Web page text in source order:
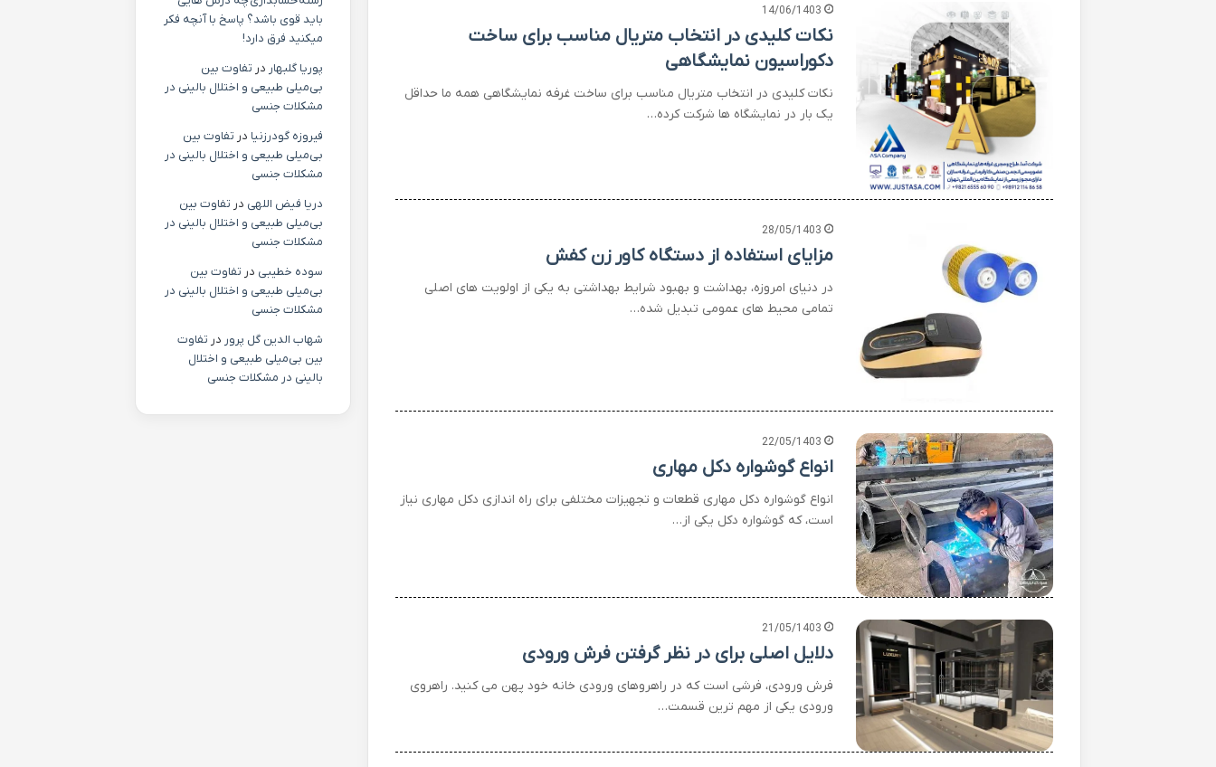
14/06/1403
نکات کلیدی در انتخاب متریال مناسب برای ساخت
دکوراسیون نمایشگاهی
نکات کلیدی در انتخاب متریال مناسب برای ساخت غرفه نمایشگاهی همه ما حداقل
یک بار در نمایشگاه ها شرکت کرده…
28/05/1403
مزایای استفاده از دستگاه کاور زن کفش
در دنیای امروزه، بهداشت و بهبود شرایط بهداشتی به یکی از اولویت های اصلی
تمامی محیط های عمومی تبدیل شده…
22/05/1403
انواع گوشواره دکل مهاری
انواع گوشواره دکل مهاری قطعات و تجهیزات مختلفی برای راه اندازی دکل مهاری نیاز
است، که گوشواره دکل یکی از…
21/05/1403
دلایل اصلی برای در نظر گرفتن فرش ورودی
فرش ورودی، فرشی است که در راهروهای ورودی خانه خود پهن می کنید. راهروی
ورودی یکی از مهم ترین قسمت…
باید قوی باشد؟ پاسخ با آنچه فکر
میکنید فرق دارد!
پوریا گلبهار در تفاوت بین
بی‌میلی طبیعی و اختلال بالینی در
مشکلات جنسی
فیروزه گودرزنیا در تفاوت بین
بی‌میلی طبیعی و اختلال بالینی در
مشکلات جنسی
دریا فیض اللهی در تفاوت بین
بی‌میلی طبیعی و اختلال بالینی در
مشکلات جنسی
سوده خطیبی در تفاوت بین
بی‌میلی طبیعی و اختلال بالینی در
مشکلات جنسی
شهاب الدین گل پرور در تفاوت
بین بی‌میلی طبیعی و اختلال
بالینی در مشکلات جنسی